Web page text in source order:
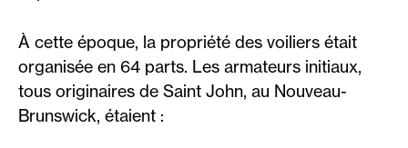
À cette époque, la propriété des voiliers était
organisée en 64 parts. Les armateurs initiaux,
tous originaires de Saint John, au Nouveau-
Brunswick, étaient :